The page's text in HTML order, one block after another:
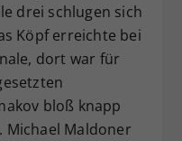
drei schlugen sich
Köpf erreichte bei
dort war für
bloß knapp
Michael Maldoner